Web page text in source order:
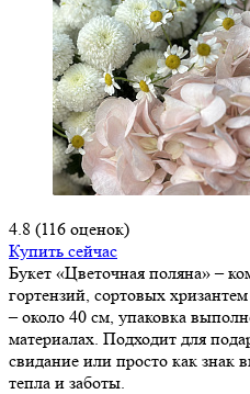
4.8 (116 оценок)
Купить сейчас
Букет «Цветочная поляна» –
гортензий, сортовых
– около 40 см, упаковка
материалах. Подходит для
свидание или просто как знак
тепла и заботы.